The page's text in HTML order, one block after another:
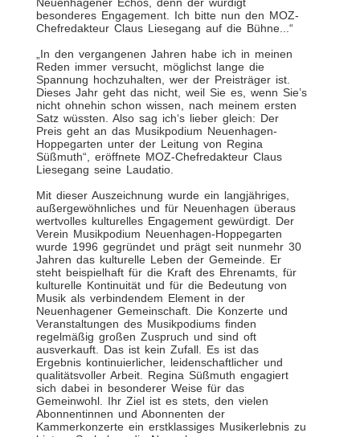
besonderes Engagement. Ich bitte nun den MOZ-
Chefredakteur Claus Liesegang auf die Bühne...“
„In den vergangenen Jahren habe ich in meinen
Reden immer versucht, möglichst lange die
Spannung hochzuhalten, wer der Preisträger ist.
Dieses Jahr geht das nicht, weil Sie es, wenn Sie’s
nicht ohnehin schon wissen, nach meinem ersten
Satz wüssten. Also sag ich‘s lieber gleich: Der
Preis geht an das Musikpodium Neuenhagen-
Hoppegarten unter der Leitung von Regina
Süßmuth“, eröffnete MOZ-Chefredakteur Claus
Liesegang seine Laudatio.
Mit dieser Auszeichnung wurde ein langjähriges,
außergewöhnliches und für Neuenhagen überaus
wertvolles kulturelles Engagement gewürdigt. Der
Verein Musikpodium Neuenhagen-Hoppegarten
wurde 1996 gegründet und prägt seit nunmehr 30
Jahren das kulturelle Leben der Gemeinde. Er
steht beispielhaft für die Kraft des Ehrenamts, für
kulturelle Kontinuität und für die Bedeutung von
Musik als verbindendem Element in der
Neuenhagener Gemeinschaft. Die Konzerte und
Veranstaltungen des Musikpodiums finden
regelmäßig großen Zuspruch und sind oft
ausverkauft. Das ist kein Zufall. Es ist das
Ergebnis kontinuierlicher, leidenschaftlicher und
qualitätsvoller Arbeit. Regina Süßmuth engagiert
sich dabei in besonderer Weise für das
Gemeinwohl. Ihr Ziel ist es stets, den vielen
Abonnentinnen und Abonnenten der
Kammerkonzerte ein erstklassiges Musikerlebnis zu